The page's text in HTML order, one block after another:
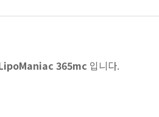
365mc 입니다.